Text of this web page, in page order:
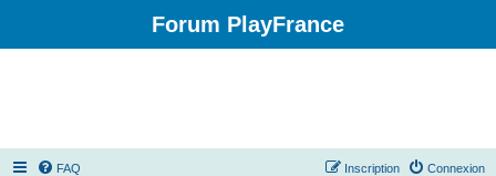
Forum PlayFrance
FAQ Connexion
Inscription